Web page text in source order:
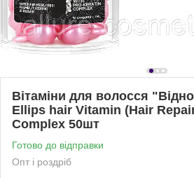
Вітаміни для волосся
Ellips hair Vitamin (Hair
Complex 50шт
Готово до відправки
Опт і роздріб